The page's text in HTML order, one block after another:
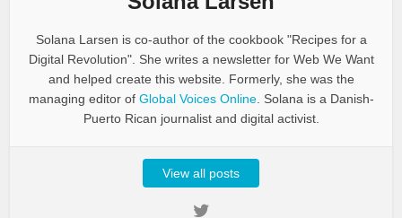
Solana Larsen is co-author of the cookbook "Recipes for a
Digital Revolution". She writes a newsletter for Web We Want
and helped create this website. Formerly, she was the
managing editor of Global Voices Online. Solana is a Danish-
Puerto Rican journalist and digital activist.
View all posts